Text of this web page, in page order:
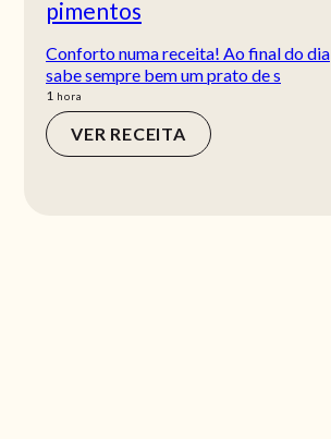
pimentos
Conforto numa receita! Ao final do dia
sabe sempre bem um prato de s
1 hora
hora
VER RECEITA